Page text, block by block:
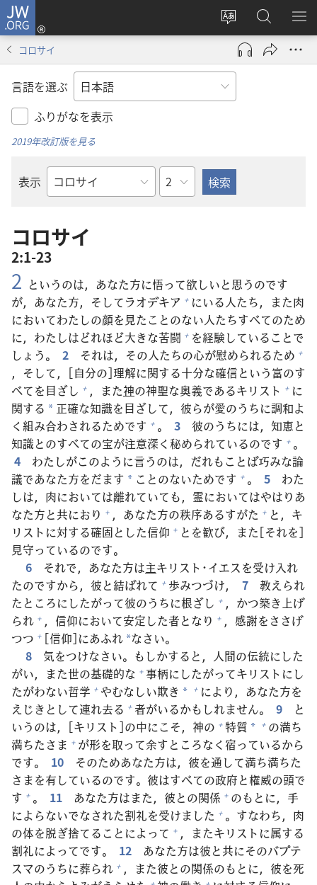
JW.ORG
サ
イ
ト
の
言
え
る
ロ
グ
ン
し
で
開
JW.ORG
の
検
メ
を
コロサイ
言語を選ぶ
ふりがなを表示
2019年改訂版を見る
表示
聖
の
書
名
章
コロサイ
2:1-23
2 というのは，あなた方に悟って欲しいと思うのです
が，あなた方，そしてラオデキア + にいる人たち，また肉
においてわたしの顔を 見たことのない人たちすべてのため
に，わたしはどれほど大きな苦闘 + を経験していることで
しょう。
2 それは，その人たちの心が慰められるため +
，そして，[自分の]理解に関する十分な確信という富のす
べてを目ざし + ，また神の神聖な奥義であるキリスト + に
関する * 正確な知識を目ざして， 彼らが愛のうちに調和よ
く 組み合わされるためです + 。 3 彼のうちには， 知恵と
知識とのすべての宝が注意深く秘められているのです + 。
4
わたしがこのように言うのは，だれもことば巧みな論
議であなた方をだます * ことのないためです + 。 5
わた
しは， 肉においては離れていても， 霊においてはやはりあ
なた方と共におり + ，あなた方の秩序あるすがた + と，キ
リストに対する確固とした信仰 + とを歓び，また[それを]
見守っているのです。
6
それで，あなた方は主キリスト･イエスを受け入れ
たのですから， 彼と結ばれて + 歩みつづけ， 7 教えられ
たところにしたがって彼のうちに根ざし + ，かつ築き 上げ
られ + ， 信仰において安定した者となり + ， 感謝をささげ
つつ + [信仰]にあふれ *なさい。
8
気をつけなさい。もしかすると， 人間の伝統にした
がい，また世の基礎的な + 事柄にしたがってキリストにし
たがわない哲学 + やむなしい欺き * + により，あなた方を
えじきとして連れ去る + 者がいるかもしれません。 9
と
いうのは，[キリスト]の中にこそ， 神の + 特質 * + の満ち
満ちたさま + が形を取って余すところなく 宿っているから
です。
10 そのためあなた方は， 彼を通して満ち満ちた
さまを有しているのです。 彼はすべての政府と権威の頭で
す + 。 11 あなた方はまた， 彼との関係 + のもとに， 手
によらないでなされた割礼を受けました + 。すなわち， 肉
の体を脱ぎ捨てることによって + ，またキリストに属する
割礼によってです。 12 あなた方は彼と共にそのバプテ
スマのうちに葬られ + ，また彼との関係のもとに， 彼を死